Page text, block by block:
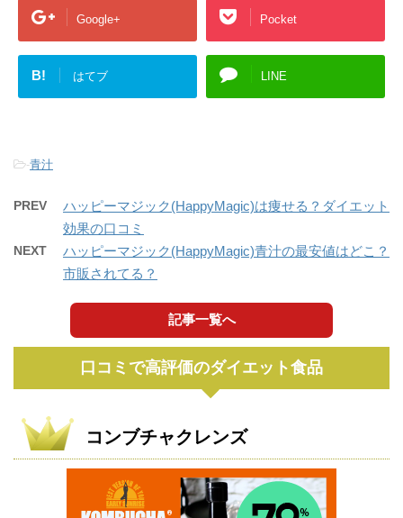
Google+ Pocket
B! はてブ LINE
-青汁
PREV
ハッピーマジック(HappyMagic)は痩せる？ダイエット
効果の口コミ
NEXT
ハッピーマジック(HappyMagic)青汁の最安値はどこ？
市販されてる？
記事一覧へ
口コミで高評価のダイエット食品
コンブチャクレンズ